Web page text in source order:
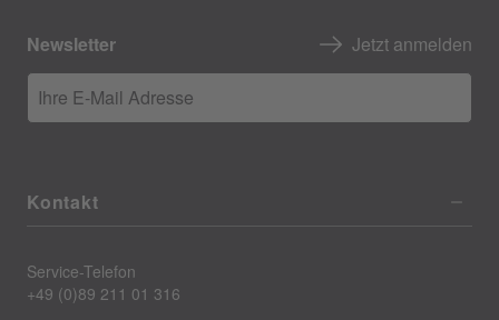
Newsletter Jetzt anmelden
Ihre E-Mail Adresse
Kontakt
Service-Telefon
+49 (0)89 211 01 316